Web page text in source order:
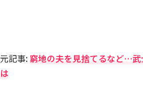
元記事:窮地の夫を見捨てるなど…
は